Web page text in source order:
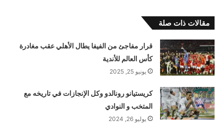
مقالات ذات صلة
قرار مفاجئ من الفيفا يطال الأهلي عقب مغادرة
كأس العالم للأندية
يونيو 25, 2025
كريستيانو رونالدو وكل الإنجازات في تاريخه مع
المتخب و النوادي
يوليو 26, 2024